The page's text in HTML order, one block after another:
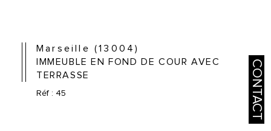
CONTACT
Marseille (13004)
IMMEUBLE EN FOND DE COUR AVEC
TERRASSE
Réf : 45